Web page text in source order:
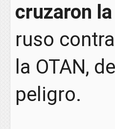
cruzaron
ruso
la OTAN,
peligro.